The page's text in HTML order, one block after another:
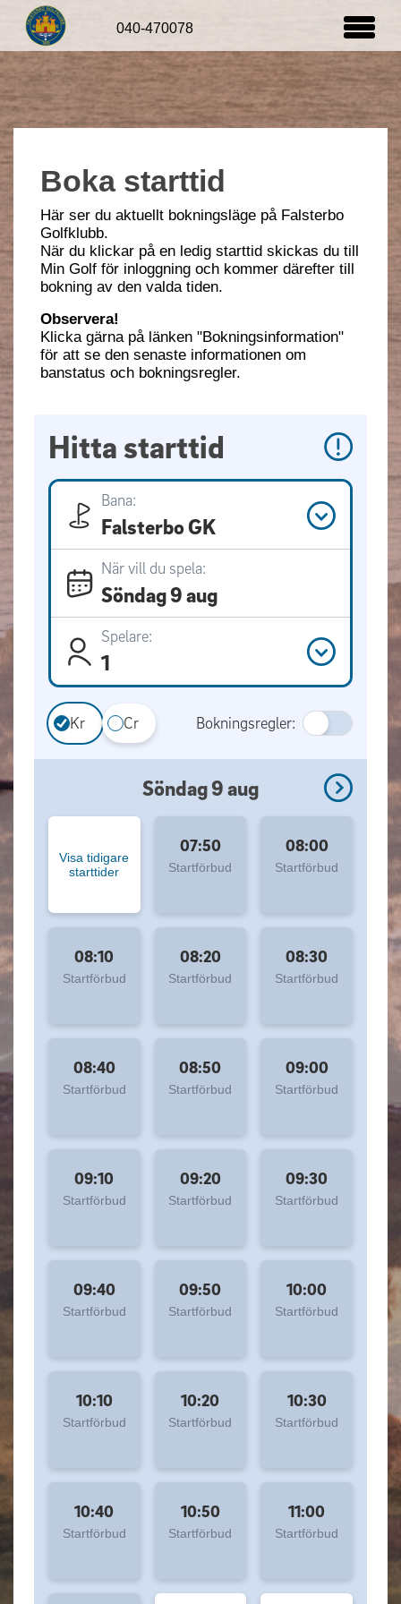
Boka starttid
Här ser du aktuellt bokningsläge på Falsterbo
Golfklubb.
När du klickar på en ledig starttid skickas du till
Min Golf för inloggning och kommer därefter till
bokning av den valda tiden.
Observera!
Klicka gärna på länken "Bokningsinformation"
för att se den senaste informationen om
banstatus och bokningsregler.
Hitta starttid
Bana:
Falsterbo GK
När vill du spela:
Söndag 9 aug
Spelare:
1
Kr Cr Bokningsregler:
Söndag 9 aug
Visa tidigare
starttider
07:50
Startförbud
08:00
Startförbud
08:10
Startförbud
08:20
Startförbud
08:30
Startförbud
08:40
Startförbud
08:50
Startförbud
09:00
Startförbud
09:10
Startförbud
09:20
Startförbud
09:30
Startförbud
09:40
Startförbud
09:50
Startförbud
10:00
Startförbud
10:10
Startförbud
10:20
Startförbud
10:30
Startförbud
10:40
Startförbud
10:50
Startförbud
11:00
Startförbud